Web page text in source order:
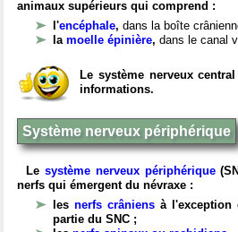
animaux supérieurs qui comprend :
l'encéphale, dans la boîte
la moelle épinière, dans le canal
Le système nerveux
informations.
Système nerveux périphérique
Le système nerveux périphérique
nerfs qui émergent du névraxe :
les nerfs crâniens à l'exception
partie du SNC ;